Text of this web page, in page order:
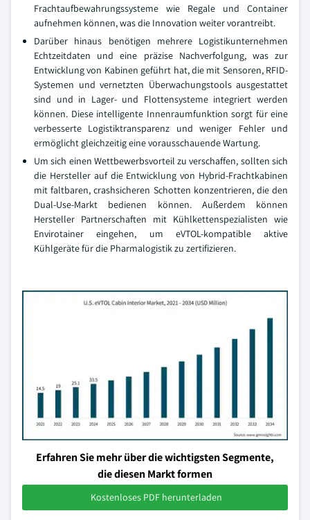
Frachtaufbewahrungssysteme wie Regale und Container
aufnehmen können, was die Innovation weiter vorantreibt.
Darüber hinaus benötigen mehrere Logistikunternehmen
Echtzeitdaten und eine präzise Nachverfolgung, was zur
Entwicklung von Kabinen geführt hat, die mit Sensoren, RFID-
Systemen und vernetzten Überwachungstools ausgestattet
sind und in Lager- und Flottensysteme integriert werden
können. Diese intelligente Innenraumfunktion sorgt für eine
verbesserte Logistiktransparenz und weniger Fehler und
ermöglicht gleichzeitig eine vorausschauende Wartung.
Um sich einen Wettbewerbsvorteil zu verschaffen, sollten sich
die Hersteller auf die Entwicklung von Hybrid-Frachtkabinen
mit faltbaren, crashsicheren Schotten konzentrieren, die den
Dual-Use-Markt bedienen können. Außerdem können
Hersteller Partnerschaften mit Kühlkettenspezialisten wie
Envirotainer eingehen, um eVTOL-kompatible aktive
Kühlgeräte für die Pharmalogistik zu zertifizieren.
Erfahren Sie mehr über die wichtigsten Segmente,
die diesen Markt formen
Kostenloses PDF herunterladen